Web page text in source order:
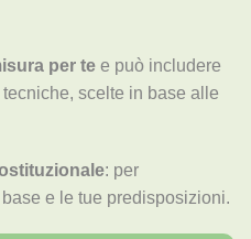
per te e può includere
scelte in base alle
: per
e le tue predisposizioni.